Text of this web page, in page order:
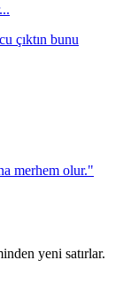
çıktın bunu
merhem olur."
yeni satırlar.